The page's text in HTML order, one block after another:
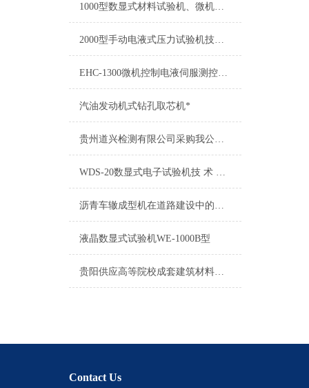
1000型数显式材料试验机、微机伺服钢绞线试验机
2000型手动电液式压力试验机技术参数
EHC-1300微机控制电液伺服测控系统*维修
汽油发动机式钻孔取芯机*
贵州道兴检测有限公司采购我公司试验仪器一批
WDS-20数显式电子试验机技 术 方 案 书
沥青车辙成型机在道路建设中的关键作用
液晶数显式试验机WE-1000B型
贵阳供应高等院校成套建筑材料实验室设备清单
Contact Us